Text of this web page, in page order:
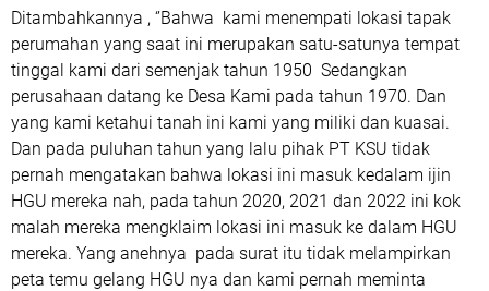
Ditambahkannya , ‘’Bahwa kami menempati lokasi tapak
perumahan yang saat ini merupakan satu-satunya tempat
tinggal kami dari semenjak tahun 1950 Sedangkan
perusahaan datang ke Desa Kami pada tahun 1970. Dan
yang kami ketahui tanah ini kami yang miliki dan kuasai.
Dan pada puluhan tahun yang lalu pihak PT KSU tidak
pernah mengatakan bahwa lokasi ini masuk kedalam ijin
HGU mereka nah, pada tahun 2020, 2021 dan 2022 ini kok
malah mereka mengklaim lokasi ini masuk ke dalam HGU
mereka. Yang anehnya pada surat itu tidak melampirkan
peta temu gelang HGU nya dan kami pernah meminta